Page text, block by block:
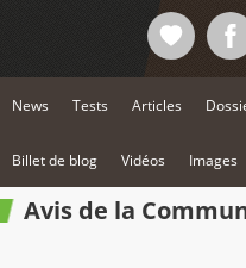
News Tests Articles
Billet de blog Vidéos Images
Avis de la